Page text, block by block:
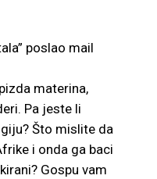
poslao mail
materina,
Pa jeste li
Što mislite da
i onda ga baci
Gospu vam